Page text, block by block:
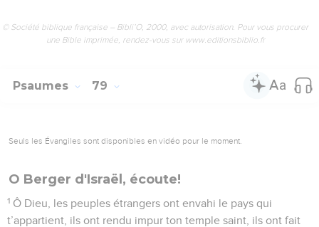
© Société biblique française – Bibli’O, 2000, avec autorisation. Pour vous procurer
une Bible imprimée, rendez-vous sur www.editionsbiblio.fr
Psaumes 79
Seuls les Évangiles sont disponibles en vidéo pour le moment.
O Berger d'Israël, écoute!
1 Ô Dieu, les peuples étrangers ont envahi le pays qui
t’appartient, ils ont rendu impur ton temple saint, ils ont fait